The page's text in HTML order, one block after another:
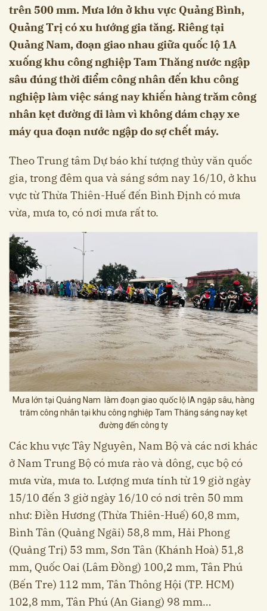
trên 500 mm. Mưa lớn ở khu vực Quảng Bình,
Quảng Trị có xu hướng gia tăng. Riêng tại
Quảng Nam, đoạn giao nhau giữa quốc lộ 1A
xuống khu công nghiệp Tam Thăng nước ngập
sâu đúng thời điểm công nhân đến khu công
nghiệp làm việc sáng nay khiến hàng trăm công
nhân kẹt đường đi làm vì không dám chạy xe
máy qua đoạn nước ngập do sợ chết máy.
Theo Trung tâm Dự báo khí tượng thủy văn quốc
gia, trong đêm qua và sáng sớm nay 16/10, ở khu
vực từ Thừa Thiên-Huế đến Bình Định có mưa
vừa, mưa to, có nơi mưa rất to.
Mưa lớn tại Quảng Nam làm đoạn giao quốc lộ IA ngập sâu, hàng
trăm công nhân tại khu công nghiệp Tam Thăng sáng nay kẹt
đường đến công ty
Các khu vực Tây Nguyên, Nam Bộ và các nơi khác
ở Nam Trung Bộ có mưa rào và dông, cục bộ có
mưa vừa, mưa to. Lượng mưa tính từ 19 giờ ngày
15/10 đến 3 giờ ngày 16/10 có nơi trên 50 mm
như: Điền Hương (Thừa Thiên-Huế) 60,8 mm,
Bình Tân (Quảng Ngãi) 58,8 mm, Hải Phong
(Quảng Trị) 53 mm, Sơn Tân (Khánh Hoà) 51,8
mm, Quốc Oai (Lâm Đồng) 100,2 mm, Tân Phú
(Bến Tre) 112 mm, Tân Thông Hội (TP. HCM)
102,8 mm, Tân Phú (An Giang) 98 mm…